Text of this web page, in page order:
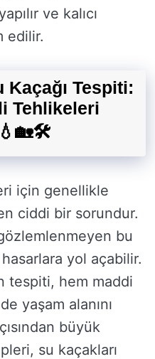
ve kalıcı
edilir.
Kaçağı Tespiti:
Tehlikeleri
için genellikle
ciddi bir sorundur.
bu
yol açabilir.
tespiti, hem maddi
yaşam alanını
büyük
su kaçakları